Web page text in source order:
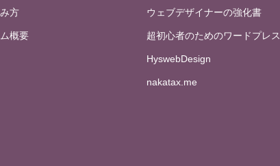
方
概要
ウェブデザイナーの強化書
超初心者のためのワードプレス
HyswebDesign
nakatax.me